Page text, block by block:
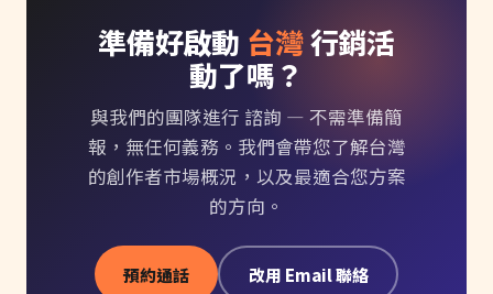
準備好啟動 台灣行銷活
動了嗎？
與我們的團隊進行 諮詢 — 不需準備簡
報，無任何義務。我們會帶您了解台灣
的創作者市場概況，以及最適合您方案
的方向。
預約通話 改用 Email 聯絡